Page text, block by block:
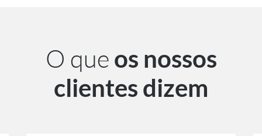
O que os nossos
clientes dizem